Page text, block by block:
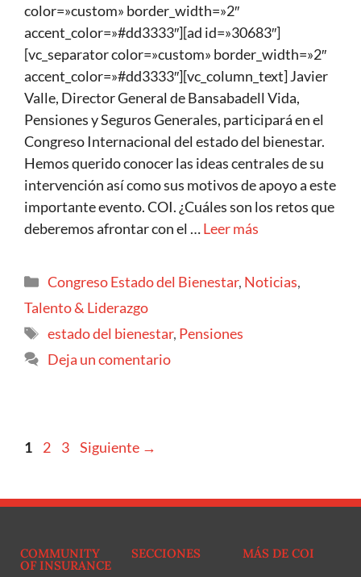
color=»custom» border_width=»2″
accent_color=»#dd3333″][ad id=»30683″]
[vc_separator color=»custom» border_width=»2″
accent_color=»#dd3333″][vc_column_text] Javier
Valle, Director General de Bansabadell Vida,
Pensiones y Seguros Generales, participará en el
Congreso Internacional del estado del bienestar.
Hemos querido conocer las ideas centrales de su
intervención así como sus motivos de apoyo a este
importante evento. COI. ¿Cuáles son los retos que
deberemos afrontar con el …Leer más
Congreso Estado del Bienestar, Noticias,
Talento & Liderazgo
estado del bienestar, Pensiones
Deja un comentario
1 2 3 Siguiente →
COMMUNITY
OF INSURANCE
SECCIONES MÁS DE COI